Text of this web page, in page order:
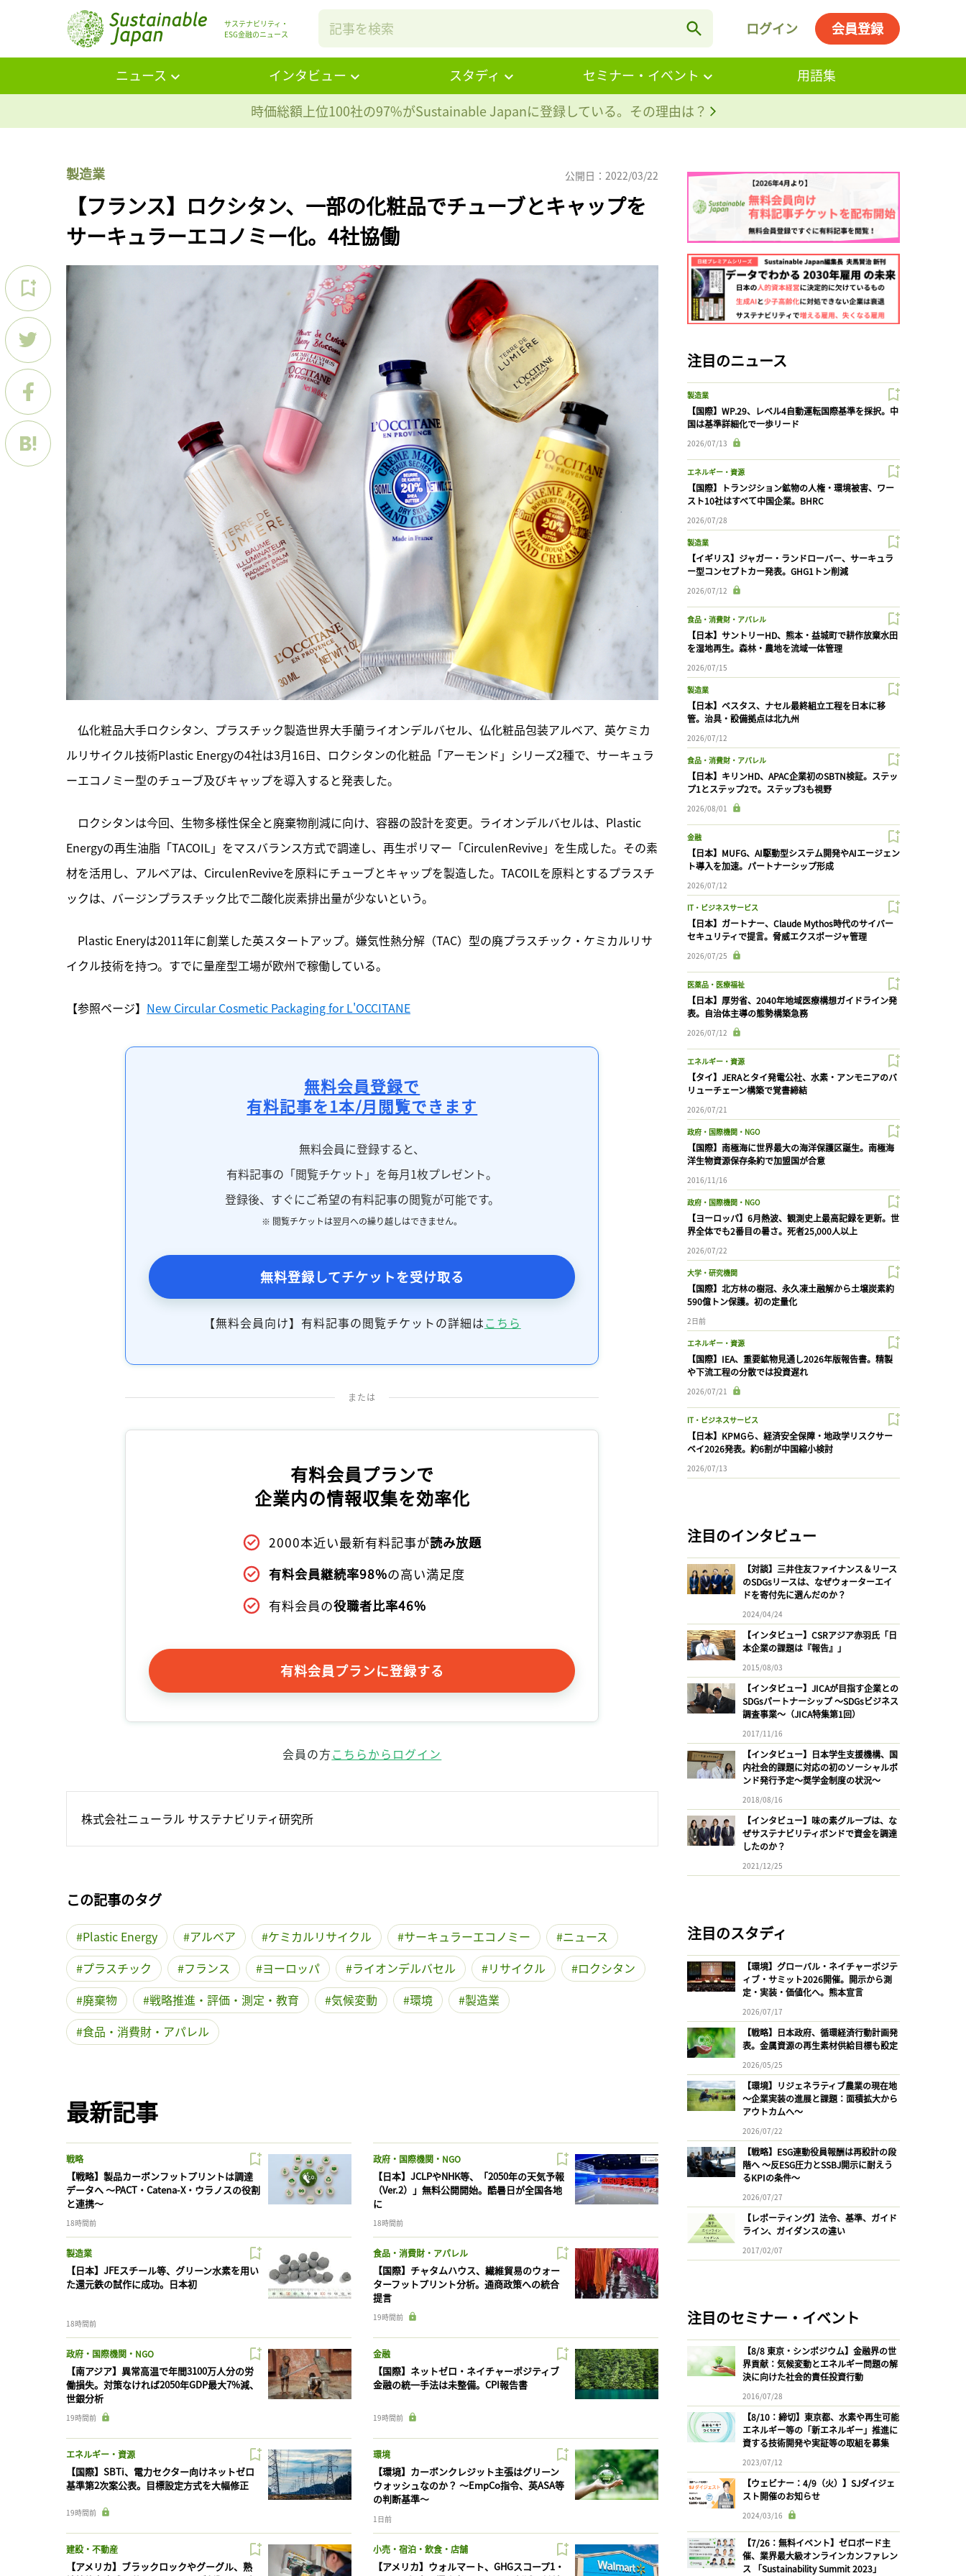
サステナビリティ・
ESG金融のニュース
ログイン 会員登録
ニュース インタビュー スタディ セミナー・イベント
用語集
時価総額上位100社の97%がSustainable Japanに登録している。その理由は？
製造業 公開日：2022/03/22
【フランス】ロクシタン、一部の化粧品でチューブとキャップを
サーキュラーエコノミー化。4社協働
仏化粧品大手ロクシタン、プラスチック製造世界大手蘭ライオンデルバセル、仏化粧品包装アルベア、英ケミカ
ルリサイクル技術Plastic Energyの4社は3月16日、ロクシタンの化粧品「アーモンド」シリーズ2種で、サーキュラ
ーエコノミー型のチューブ及びキャップを導入すると発表した。
ロクシタンは今回、 生物多様性保全と廃棄物削減に向け、容器の設計を変更。ライオンデルバセルは、Plastic
Energyの再生油脂「TACOIL」をマスバランス方式で調達し、再生ポリマー「CirculenRevive」を生成した。その素
材を活用し、アルベアは、CirculenReviveを原料にチューブとキャップを製造した。TACOILを原料とするプラスチ
ックは、バージンプラスチック比で二酸化炭素排出量が少ないという。
Plastic Eneryは2011年に創業した英スタートアップ。嫌気性熱分解（TAC）型の廃プラスチック・ケミカルリサ
イクル技術を持つ。すでに量産型工場が欧州で稼働している。
【参照ページ】 New Circular Cosmetic Packaging for L'OCCITANE
無料会員登録で
有料記事を1本/月閲覧できます
無料会員に登録すると、
有料記事の「閲覧チケット」を毎月1枚プレゼント。
登録後、すぐにご希望の有料記事の閲覧が可能です。
※ 閲覧チケットは翌月への繰り越しはできません。
無料登録してチケットを受け取る
【無料会員向け】有料記事の閲覧チケットの詳細はこちら
または
有料会員プランで
企業内の情報収集を効率化
2000本近い最新有料記事が読み放題
有料会員継続率98%の高い満足度
有料会員の役職者比率46%
有料会員プランに登録する
会員の方こちらからログイン
株式会社ニューラル サステナビリティ研究所
この記事のタグ
Plastic Energy アルベア ケミカルリサイクル サーキュラーエコノミー
ニュース
プラスチック
フランス ヨーロッパ ライオンデルバセル リサイクル
ロクシタン
廃棄物
戦略推進・評価・測定・教育 気候変動 環境
製造業
食品・消費財・アパレル
最新記事
戦略
【戦略】製品カーボンフットプリントは調達
データへ 〜PACT・Catena-X・ウラノスの役割
と連携〜
18時間前
政府・国際機関・NGO
【日本】JCLPやNHK等、「2050年の天気予報
（Ver.2）」無料公開開始。酷暑日が全国各地
に
18時間前
製造業
【日本】JFEスチール等、グリーン水素を用い
た還元鉄の試作に成功。日本初
18時間前
食品・消費財・アパレル
【国際】チャタムハウス、繊維貿易のウォー
ターフットプリント分析。通商政策への統合
提言
19時間前
政府・国際機関・NGO
【南アジア】異常高温で年間3100万人分の労
働損失。対策なければ2050年GDP最大7%減、
世銀分析
19時間前
金融
【国際】ネットゼロ・ネイチャーポジティブ
金融の統一手法は未整備。CPI報告書
19時間前
エネルギー・資源
【国際】SBTi、電力セクター向けネットゼロ
基準第2次案公表。目標設定方式を大幅修正
19時間前
環境
【環境】カーボンクレジット主張はグリーン
ウォッシュなのか？ 〜EmpCo指令、英ASA等
の判断基準〜
1日前
建設・不動産
【アメリカ】ブラックロックやグーグル、熟
小売・宿泊・飲食・店舗
【アメリカ】ウォルマート、GHGスコープ1・
注目のニュース
製造業
【国際】WP.29、レベル4自動運転国際基準を採択。中
国は基準詳細化で一歩リード
2026/07/13
エネルギー・資源
【国際】トランジション鉱物の人権・環境被害、ワー
スト10社はすべて中国企業。BHRC
2026/07/28
製造業
【イギリス】ジャガー・ランドローバー、サーキュラ
ー型コンセプトカー発表。GHG1トン削減
2026/07/12
食品・消費財・アパレル
【日本】サントリーHD、熊本・益城町で耕作放棄水田
を湿地再生。森林・農地を流域一体管理
2026/07/15
製造業
【日本】ベスタス、ナセル最終組立工程を日本に移
管。治具・設備拠点は北九州
2026/07/12
食品・消費財・アパレル
【日本】キリンHD、APAC企業初のSBTN検証。ステッ
プ1とステップ2で。ステップ3も視野
2026/08/01
金融
【日本】MUFG、AI駆動型システム開発やAIエージェン
ト導入を加速。パートナーシップ形成
2026/07/12
IT・ビジネスサービス
【日本】ガートナー、Claude Mythos時代のサイバー
セキュリティで提言。脅威エクスポージャ管理
2026/07/25
医薬品・医療福祉
【日本】厚労省、2040年地域医療構想ガイドライン発
表。自治体主導の態勢構築急務
2026/07/12
エネルギー・資源
【タイ】JERAとタイ発電公社、水素・アンモニアのバ
リューチェーン構築で覚書締結
2026/07/21
政府・国際機関・NGO
【国際】南極海に世界最大の海洋保護区誕生。南極海
洋生物資源保存条約で加盟国が合意
2016/11/16
政府・国際機関・NGO
【ヨーロッパ】6月熱波、観測史上最高記録を更新。世
界全体でも2番目の暑さ。死者25,000人以上
2026/07/22
大学・研究機関
【国際】北方林の樹冠、永久凍土融解から土壌炭素約
590億トン保護。初の定量化
2日前
エネルギー・資源
【国際】IEA、重要鉱物見通し2026年版報告書。精製
や下流工程の分散では投資遅れ
2026/07/21
IT・ビジネスサービス
【日本】KPMGら、経済安全保障・地政学リスクサー
ベイ2026発表。約6割が中国縮小検討
2026/07/13
注目のインタビュー
【対談】三井住友ファイナンス＆リース
のSDGsリースは、なぜウォーターエイ
ドを寄付先に選んだのか？
2024/04/24
【インタビュー】CSRアジア赤羽氏「日
本企業の課題は『報告』」
2015/08/03
【インタビュー】JICAが目指す企業との
SDGsパートナーシップ 〜SDGsビジネス
調査事業〜（JICA特集第1回）
2017/11/16
【インタビュー】日本学生支援機構、国
内社会的課題に対応の初のソーシャルボ
ンド発行予定〜奨学金制度の状況〜
2018/08/16
【インタビュー】味の素グループは、な
ぜサステナビリティボンドで資金を調達
したのか？
2021/12/25
注目のスタディ
【環境】グローバル・ネイチャーポジテ
ィブ・サミット2026開催。開示から測
定・実装・価値化へ。熊本宣言
2026/07/17
【戦略】日本政府、循環経済行動計画発
表。金属資源の再生素材供給目標も設定
2026/05/25
【環境】リジェネラティブ農業の現在地
〜企業実装の進展と課題：面積拡大から
アウトカムへ〜
2026/07/22
【戦略】ESG連動役員報酬は再設計の段
階へ 〜反ESG圧力とSSBJ開示に耐えう
るKPIの条件〜
2026/07/27
【レポーティング】法令、基準、ガイド
ライン、ガイダンスの違い
2017/02/07
注目のセミナー・イベント
【8/8 東京・シンポジウム】金融界の世
界貢献：気候変動とエネルギー問題の解
決に向けた社会的責任投資行動
2016/07/28
【8/10：締切】東京都、水素や再生可能
エネルギー等の「新エネルギー」推進に
資する技術開発や実証等の取組を募集
2023/07/12
【ウェビナー：4/9（火）】SJダイジェ
スト開催のお知らせ
2024/03/16
【7/26：無料イベント】ゼロボード主
催、業界最大級オンラインカンファレン
ス 「Sustainability Summit 2023」
会員登録